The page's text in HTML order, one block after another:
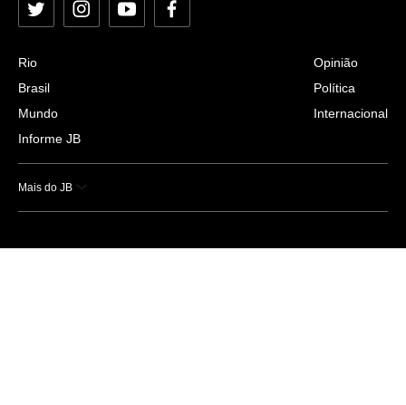
Twitter InstagramYouTubeFacebook
Rio
Brasil
Mundo
Informe JB
Opinião
Política
Internacional
Mais do JB
Esportes